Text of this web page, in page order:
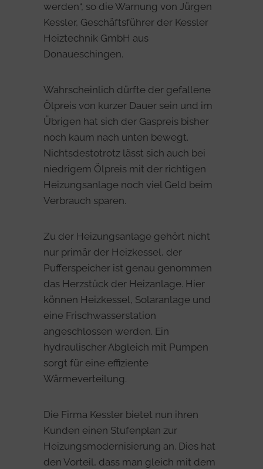
werden“, so die Warnung von Jürgen
Kessler, Geschäftsführer der Kessler
Heiztechnik GmbH aus
Donaueschingen.
Wahrscheinlich dürfte der gefallene
Ölpreis von kurzer Dauer sein und im
Übrigen hat sich der Gaspreis bisher
noch kaum nach unten bewegt.
Nichtsdestotrotz lässt sich auch bei
niedrigem Ölpreis mit der richtigen
Heizungsanlage noch viel Geld beim
Verbrauch sparen.
Zu der Heizungsanlage gehört nicht
nur primär der Heizkessel, der
Pufferspeicher ist genau genommen
das Herzstück der Heizanlage. Hier
können Heizkessel, Solaranlage und
eine Frischwasserstation
angeschlossen werden. Ein
hydraulischer Abgleich mit Pumpen
sorgt für eine effiziente
Wärmeverteilung.
Die Firma Kessler bietet nun ihren
Kunden einen Stufenplan zur
Heizungsmodernisierung an. Dies hat
den Vorteil, dass man gleich mit dem